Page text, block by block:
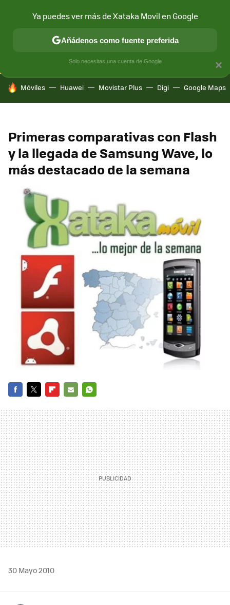
CONECTIVIDAD MÓVIL Y SOCIEDAD APLICACIONES
HOY SE HABLA DE
Móviles Huawei Movistar Plus Digi Google Maps
Primeras comparativas con Flash
y la llegada de Samsung Wave, lo
más destacado de la semana
MAIL
30 Mayo 2010
×
Ya puedes ver más de Xataka Movil en Google
Añádenos como fuente preferida
Solo necesitas una cuenta de Google